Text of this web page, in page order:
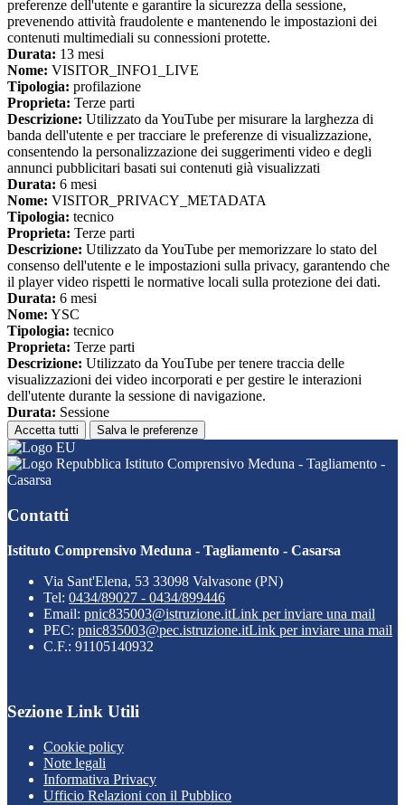
preferenze dell'utente e garantire la sicurezza della sessione,
prevenendo attività fraudolente e mantenendo le impostazioni dei
contenuti multimediali su connessioni protette.
Durata: 13 mesi
Nome: VISITOR_INFO1_LIVE
Tipologia: profilazione
Proprieta: Terze parti
Descrizione: Utilizzato da YouTube per misurare la larghezza di
banda dell'utente e per tracciare le preferenze di visualizzazione,
consentendo la personalizzazione dei suggerimenti video e degli
annunci pubblicitari basati sui contenuti già visualizzati
Durata: 6 mesi
Nome: VISITOR_PRIVACY_METADATA
Tipologia: tecnico
Proprieta: Terze parti
Descrizione: Utilizzato da YouTube per memorizzare lo stato del
consenso dell'utente e le impostazioni sulla privacy, garantendo che
il player video rispetti le normative locali sulla protezione dei dati.
Durata: 6 mesi
Nome: YSC
Tipologia: tecnico
Proprieta: Terze parti
Descrizione: Utilizzato da YouTube per tenere traccia delle
visualizzazioni dei video incorporati e per gestire le interazioni
dell'utente durante la sessione di navigazione.
Durata: Sessione
Accetta tutti Salva le preferenze
Istituto Comprensivo Meduna - Tagliamento -
Casarsa
Contatti
Istituto Comprensivo Meduna - Tagliamento - Casarsa
Via Sant'Elena, 53 33098 Valvasone (PN)
Tel: 0434/89027 - 0434/899446
Email: pnic835003@istruzione.itLink per inviare una mail
PEC: pnic835003@pec.istruzione.itLink per inviare una mail
C.F.: 91105140932
Sezione Link Utili
Cookie policy
Note legali
Informativa Privacy
Ufficio Relazioni con il Pubblico